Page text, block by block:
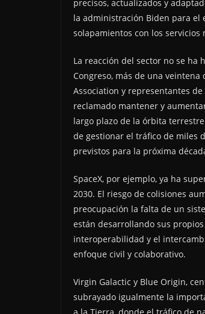
precisos, actualizados y
la administración Biden para el
solapamientos con los
La reacción del sector no se ha
Congreso, más de una
Association y representantes
reclamado mantener y
largo plazo de la órbita
de gestionar el tráfico de miles
previstos para la próxima
SpaceX, por ejemplo, ya ha
2030. El riesgo de colisiones
preocupación la falta de un
están desarrollando sus
interoperabilidad y el
enfoque civil y colaborativo.
Virgin Galactic y Blue Origin,
subrayado igualmente la
a la Tierra, donde el tráfico de